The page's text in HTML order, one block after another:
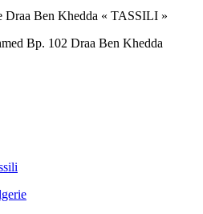
Draa Ben Khedda « TASSILI »
Bp. 102 Draa Ben Khedda